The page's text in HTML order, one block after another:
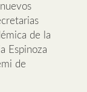
de la
Espinoza
de